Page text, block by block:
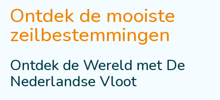
Ontdek de mooiste
zeilbestemmingen
Ontdek de Wereld met De
Nederlandse Vloot